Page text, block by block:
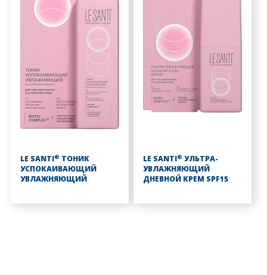
LE SANTI® ТОНИК
УСПОКАИВАЮЩИЙ
УВЛАЖНЯЮЩИЙ
LE SANTI® УЛЬТРА-
УВЛАЖНЯЮЩИЙ
ДНЕВНОЙ КРЕМ SPF15